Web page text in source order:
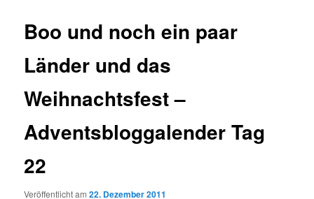
Boo und noch ein paar
Länder und das
Weihnachtsfest –
Adventsbloggalender Tag
22
Veröffentlicht am22. Dezember 2011